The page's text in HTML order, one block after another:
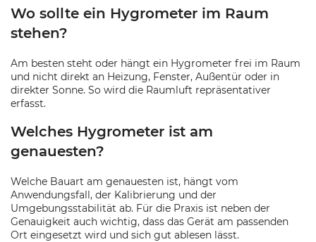
Wo sollte ein Hygrometer im Raum
stehen?
Am besten steht oder hängt ein Hygrometer frei im Raum
und nicht direkt an Heizung, Fenster, Außentür oder in
direkter Sonne. So wird die Raumluft repräsentativer
erfasst.
Welches Hygrometer ist am
genauesten?
Welche Bauart am genauesten ist, hängt vom
Anwendungsfall, der Kalibrierung und der
Umgebungsstabilität ab. Für die Praxis ist neben der
Genauigkeit auch wichtig, dass das Gerät am passenden
Ort eingesetzt wird und sich gut ablesen lässt.